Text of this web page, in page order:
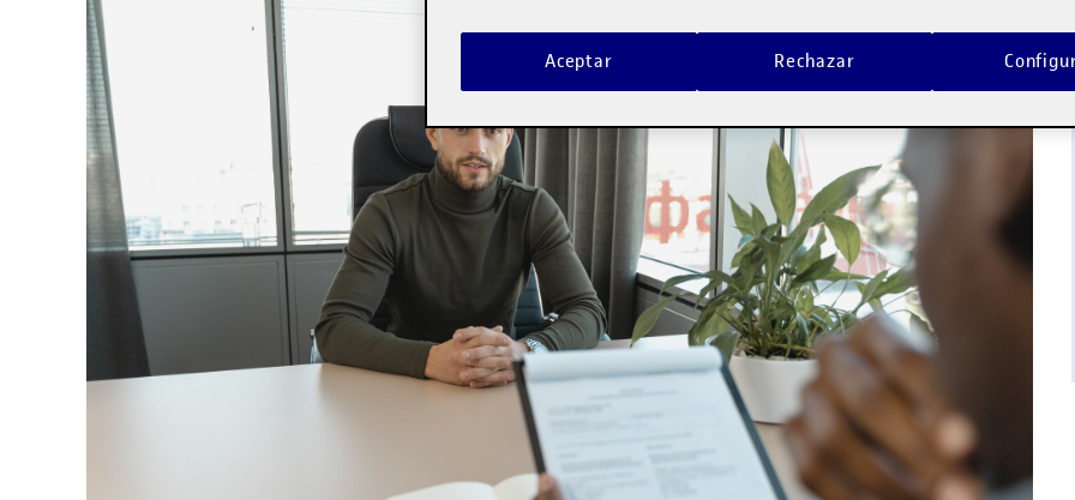
Rechazar
Aceptar